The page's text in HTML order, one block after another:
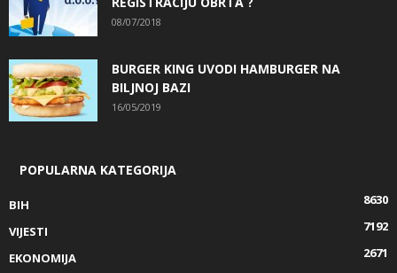
08/07/2018
BURGER KING UVODI HAMBURGER NA
BILJNOJ BAZI
16/05/2019
POPULARNA KATEGORIJA
BIH
8630
VIJESTI
7192
EKONOMIJA
2671